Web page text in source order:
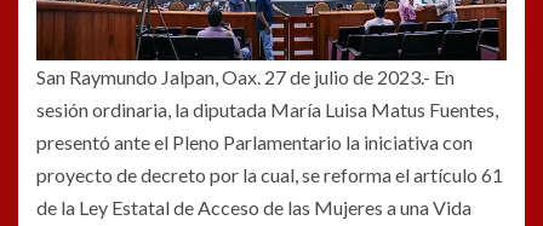
San Raymundo Jalpan, Oax. 27 de julio de 2023.- En
sesión ordinaria, la diputada María Luisa Matus Fuentes,
presentó ante el Pleno Parlamentario la iniciativa con
proyecto de decreto por la cual, se reforma el artículo 61
de la Ley Estatal de Acceso de las Mujeres a una Vida